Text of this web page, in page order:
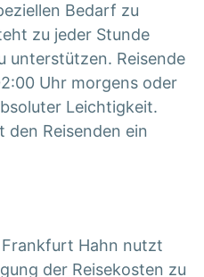
Bedarf zu
zu jeder Stunde
unterstützen. Reisende
Uhr morgens oder
Leichtigkeit.
den Reisenden ein
Hahn nutzt
der Reisekosten zu